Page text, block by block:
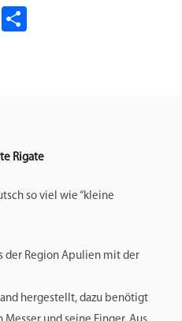
WhatsApp
Rigate
so viel wie “kleine
der Region Apulien mit der
hergestellt, dazu benötigt
und seine Finger. Aus